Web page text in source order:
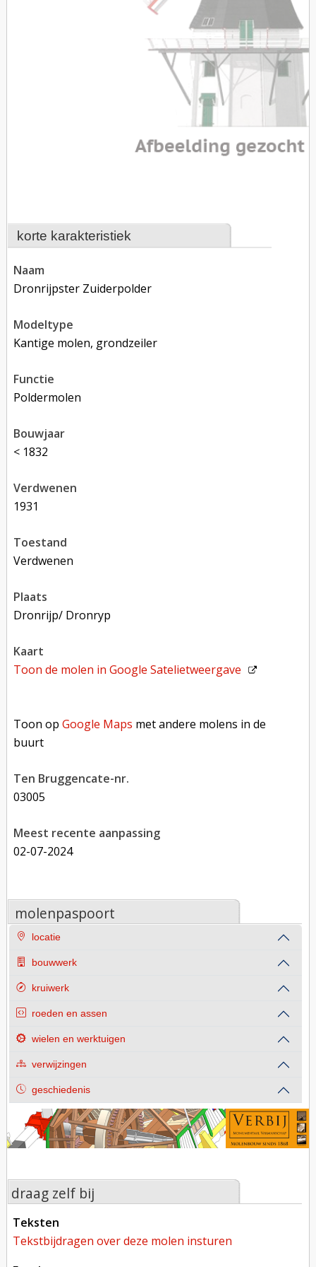
korte karakteristiek
naam
Dronrijpster Zuiderpolder
modeltype
Kantige molen, grondzeiler
functie
poldermolen
bouwjaar
< 1832
verdwenen
1931
toestand
verdwenen
plaats
Dronrijp/ Dronryp
kaart
Toon de molen inGoogle Satelietweergave
Toon opGoogle Maps met andere molens in de
buurt
Ten Bruggencate-nr.
03005
Meest recente aanpassing
02-07-2024
molenpaspoort
locatie
bouwwerk
kruiwerk
roeden en assen
wielen en werktuigen
verwijzingen
geschiedenis
draag zelf bij
teksten
tekstbijdragen over deze molen insturen